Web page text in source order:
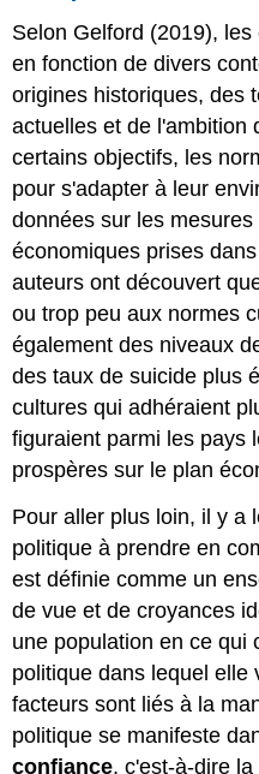
Selon Gelford (2019),
en fonction de divers
origines historiques, des
actuelles et de l'ambition
certains objectifs, les
pour s'adapter à leur
données sur les
économiques prises
auteurs ont découvert
ou trop peu aux normes
également des niveaux
des taux de suicide plus
cultures qui adhéraient
figuraient parmi les pays
prospères sur le plan
Pour aller plus loin, il y a
politique à prendre en
est définie comme un
de vue et de croyances
une population en ce qui
politique dans lequel elle
facteurs sont liés à la
politique se manifeste
confiance, c'est-à-dire